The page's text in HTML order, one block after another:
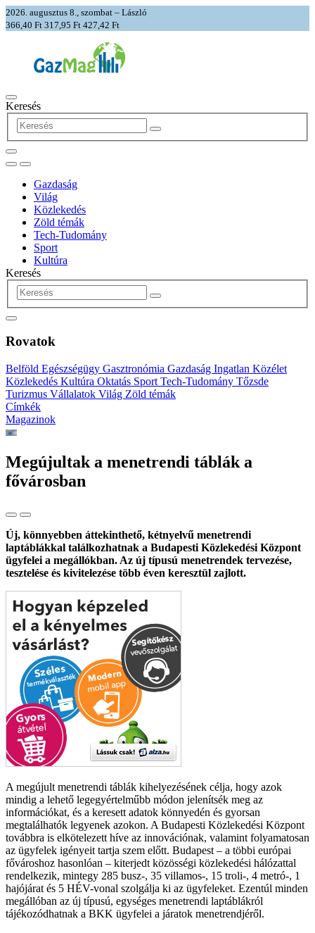
2026. augusztus 8., szombat – László
366,40 Ft 317,95 Ft 427,42 Ft
Keresés
Gazdaság
Világ
Közlekedés
Zöld témák
Tech-Tudomány
Sport
Kultúra
Keresés
Rovatok
Belföld Egészségügy Gasztronómia Gazdaság Ingatlan Közélet
Közlekedés Kultúra Oktatás Sport Tech-Tudomány Tőzsde
Turizmus Vállalatok Világ Zöld témák
Címkék
Magazinok
Megújultak a menetrendi táblák a
fővárosban
Új, könnyebben áttekinthető, kétnyelvű menetrendi
laptáblákkal találkozhatnak a Budapesti Közlekedési Központ
ügyfelei a megállókban. Az új típusú menetrendek tervezése,
tesztelése és kivitelezése több éven keresztül zajlott.
A megújult menetrendi táblák kihelyezésének célja, hogy azok
mindig a lehető legegyértelműbb módon jelenítsék meg az
információkat, és a keresett adatok könnyedén és gyorsan
megtalálhatók legyenek azokon. A Budapesti Közlekedési Központ
továbbra is elkötelezett híve az innovációnak, valamint folyamatosan
az ügyfelek igényeit tartja szem előtt. Budapest – a többi európai
fővároshoz hasonlóan – kiterjedt közösségi közlekedési hálózattal
rendelkezik, mintegy 285 busz-, 35 villamos-, 15 troli-, 4 metró-, 1
hajójárat és 5 HÉV-vonal szolgálja ki az ügyfeleket. Ezentúl minden
megállóban az új típusú, egységes menetrendi laptáblákról
tájékozódhatnak a BKK ügyfelei a járatok menetrendjéről.